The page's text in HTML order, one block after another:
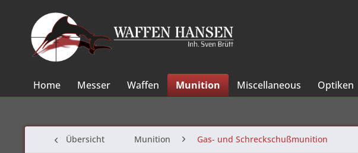
Home Messer Waffen Munition Miscellaneous Optiken
Übersicht Munition Gas- und Schreckschußmunition